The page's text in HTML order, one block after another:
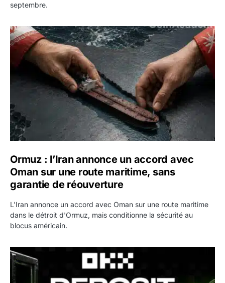
septembre.
Ormuz : l’Iran annonce un accord avec Oman sur une
Ormuz : l’Iran annonce un accord avec
Oman sur une route maritime, sans
garantie de réouverture
L'Iran annonce un accord avec Oman sur une route maritime
dans le détroit d'Ormuz, mais conditionne la sécurité au
blocus américain.
OKX relance une campagne Deposit Bonus : jusqu’à 5